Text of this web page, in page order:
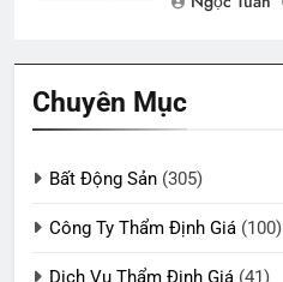
Chuyên Mục
Bất Động Sản (305)
Công Ty Thẩm Định Giá (100)
Dịch Vụ Thẩm Định Giá (41)